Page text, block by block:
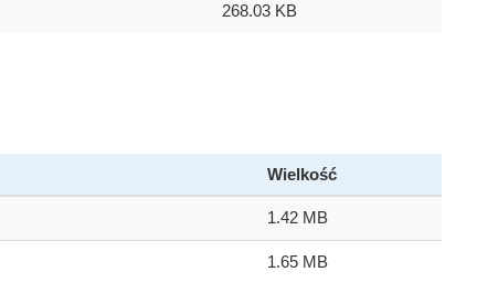
268.03 KB
Wielkość
1.42 MB
1.65 MB